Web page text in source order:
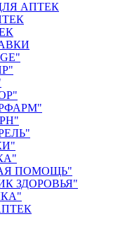
АПТЕК
ПОМОЩЬ"
ЗДОРОВЬЯ"